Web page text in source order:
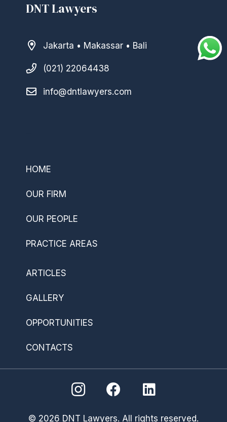
DNT Lawyers
Jakarta • Makassar • Bali
(021) 22064438
info@dntlawyers.com
HOME
OUR FIRM
OUR PEOPLE
PRACTICE AREAS
ARTICLES
GALLERY
OPPORTUNITIES
CONTACTS
© 2026 DNT Lawyers. All rights reserved.